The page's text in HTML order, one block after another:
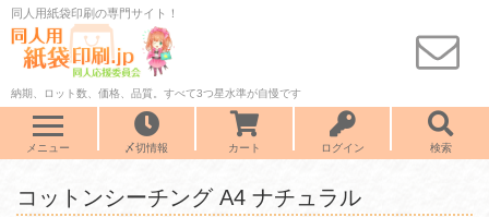
同人用紙袋印刷の専門サイト！
納期、ロット数、価格、品質。すべて3つ星水準が自慢です
メニュー 〆切情報 カート ログイン 検索
コットンシーチング A4 ナチュラル